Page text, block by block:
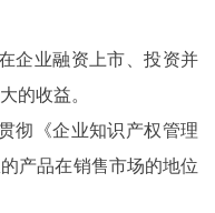
企业融资上市、投资并
的收益。
彻《企业知识产权管理
产品在销售市场的地位